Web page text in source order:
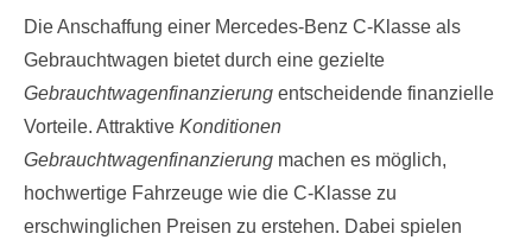
Die Anschaffung einer Mercedes-Benz C-Klasse als
Gebrauchtwagen bietet durch eine gezielte
Gebrauchtwagenfinanzierung entscheidende finanzielle
Vorteile. Attraktive Konditionen
Gebrauchtwagenfinanzierung machen es möglich,
hochwertige Fahrzeuge wie die C-Klasse zu
erschwinglichen Preisen zu erstehen. Dabei spielen